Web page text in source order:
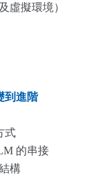
虛擬環境）
到進階
式
的串接
構